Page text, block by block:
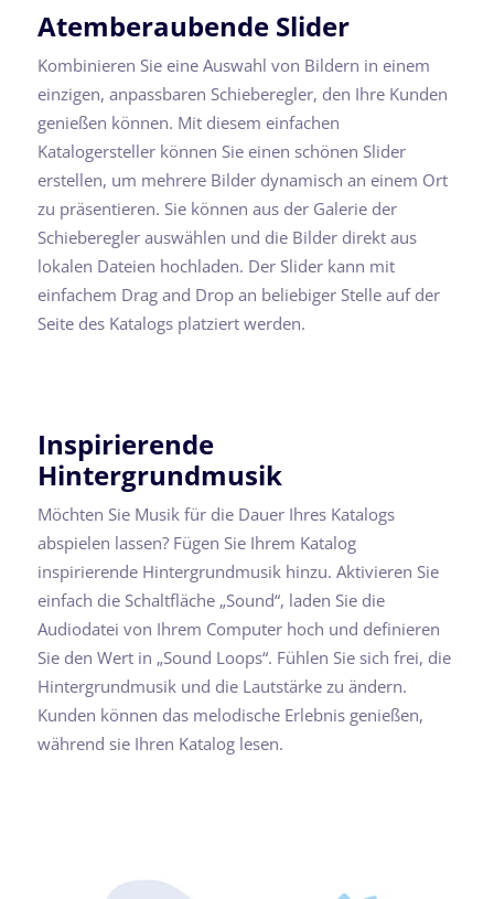
Atemberaubende Slider
Kombinieren Sie eine Auswahl von Bildern in einem
einzigen, anpassbaren Schieberegler, den Ihre Kunden
genießen können. Mit diesem einfachen
Katalogersteller können Sie einen schönen Slider
erstellen, um mehrere Bilder dynamisch an einem Ort
zu präsentieren. Sie können aus der Galerie der
Schieberegler auswählen und die Bilder direkt aus
lokalen Dateien hochladen. Der Slider kann mit
einfachem Drag and Drop an beliebiger Stelle auf der
Seite des Katalogs platziert werden.
Inspirierende
Hintergrundmusik
Möchten Sie Musik für die Dauer Ihres Katalogs
abspielen lassen? Fügen Sie Ihrem Katalog
inspirierende Hintergrundmusik hinzu. Aktivieren Sie
einfach die Schaltfläche „Sound“, laden Sie die
Audiodatei von Ihrem Computer hoch und definieren
Sie den Wert in „Sound Loops“. Fühlen Sie sich frei, die
Hintergrundmusik und die Lautstärke zu ändern.
Kunden können das melodische Erlebnis genießen,
während sie Ihren Katalog lesen.